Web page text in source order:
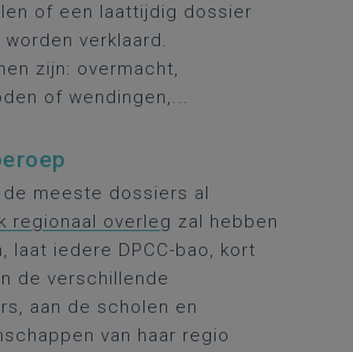
of een laattijdig dossier
verklaard.
zijn: overmacht,
of wendingen,...
meeste dossiers al
regionaal overleg zal hebben
laat iedere DPCC-bao, kort
de verschillende
aan de scholen en
van haar regio